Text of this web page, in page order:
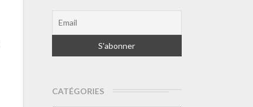
CATÉGORIES